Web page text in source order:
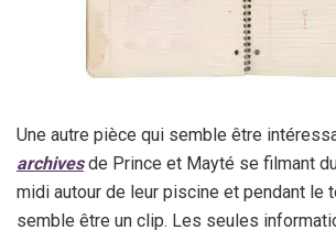
Une autre pièce qui semble être
archivesde Prince et Mayté se filmant
midi autour de leur piscine et pendant le
semble être un clip. Les seules